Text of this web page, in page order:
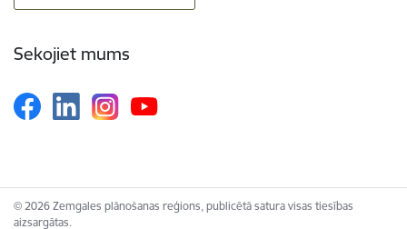
Sekojiet mums
© 2026 Zemgales plānošanas reģions, publicētā satura visas tiesības
aizsargātas.